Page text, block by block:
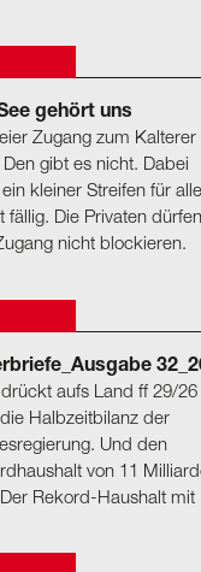
gehört uns
Zugang zum Kalterer
Den gibt es nicht. Dabei
kleiner Streifen für alle
fällig. Die Privaten dürfen
nicht blockieren.
aufs Land ff 29/26
Halbzeitbilanz der
Und den
von 11
Rekord-Haushalt mit